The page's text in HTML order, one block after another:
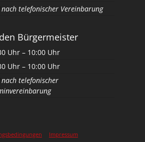
telefonischer Vereinbarung
Bürgermeister
Uhr – 10:00 Uhr
Uhr – 10:00 Uhr
telefonischer
Impressum